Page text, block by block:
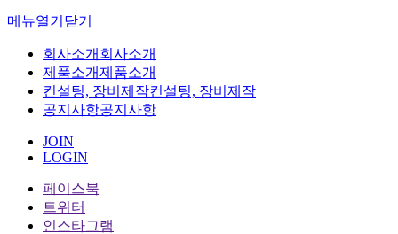
메뉴열기 닫기
회사소개 회사소개
제품소개제품소개
컨설팅, 장비제작컨설팅, 장비제작
공지사항공지사항
JOIN
LOGIN
페이스북
트위터
인스타그램